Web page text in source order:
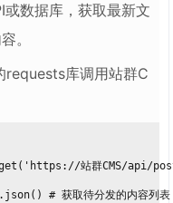
数据库，获取最新文
。
requests库调用站群C
站群CMS/api/
# 获取待分发的内容列表